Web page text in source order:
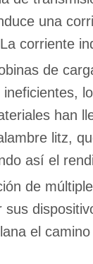
una
corriente
de
han
litz,
así el
de
sus
el